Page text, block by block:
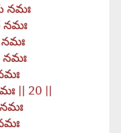
నమః
|| 20 ||